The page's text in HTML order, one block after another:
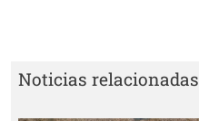
Noticias relacionadas